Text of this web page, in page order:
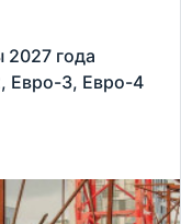
2027 года
Евро-3, Евро-4